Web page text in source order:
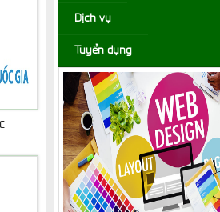
Dịch vụ
Tuyển dụng